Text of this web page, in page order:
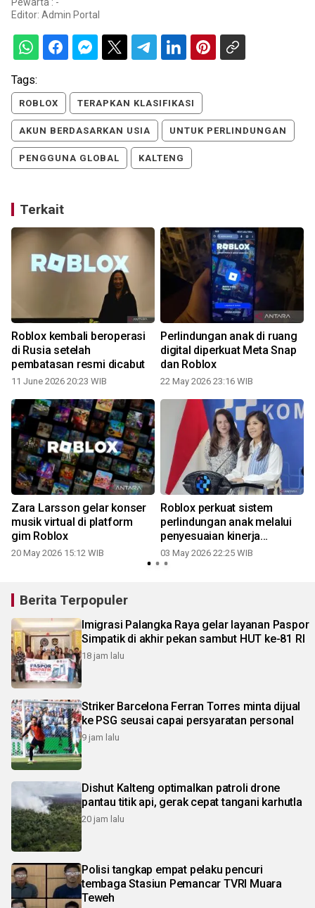
Pewarta : -
Editor: Admin Portal
Tags:
ROBLOX TERAPKAN KLASIFIKASI
AKUN BERDASARKAN USIA UNTUK PERLINDUNGAN
PENGGUNA GLOBAL KALTENG
Terkait
Roblox kembali beroperasi
di Rusia setelah
pembatasan resmi dicabut
11 June 2026 20:23 WIB
Perlindungan anak di ruang
digital diperkuat Meta Snap
dan Roblox
22 May 2026 23:16 WIB
Zara Larsson gelar konser
musik virtual di platform
gim Roblox
20 May 2026 15:12 WIB
Roblox perkuat sistem
perlindungan anak melalui
penyesuaian kinerja
platform
03 May 2026 22:25 WIB
Berita Terpopuler
Imigrasi Palangka Raya gelar layanan Paspor
Simpatik di akhir pekan sambut HUT ke-81 RI
18 jam lalu
Striker Barcelona Ferran Torres minta dijual
ke PSG seusai capai persyaratan personal
9 jam lalu
Dishut Kalteng optimalkan patroli drone
pantau titik api, gerak cepat tangani karhutla
20 jam lalu
Polisi tangkap empat pelaku pencuri
tembaga Stasiun Pemancar TVRI Muara
Teweh